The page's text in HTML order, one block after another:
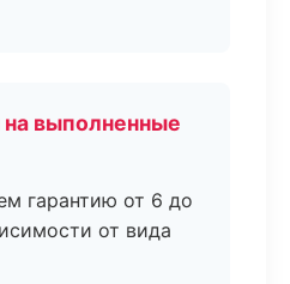
на выполненные
гарантию от 6 до
от вида